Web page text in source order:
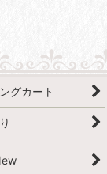
グカート